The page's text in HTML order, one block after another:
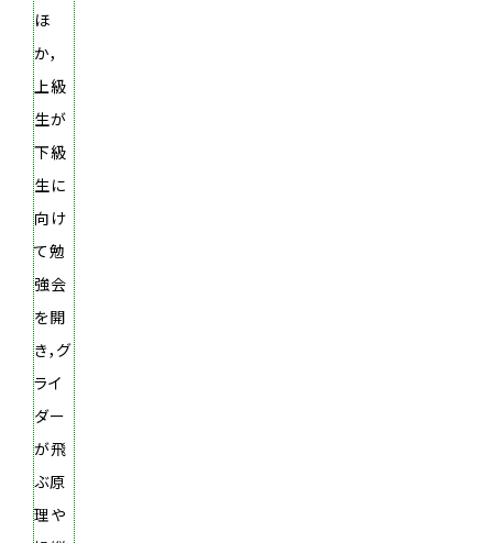
ほ
か，
上級
生が
下級
生に
向け
て勉
強会
を開
き，グ
ライ
ダー
が飛
ぶ原
理や